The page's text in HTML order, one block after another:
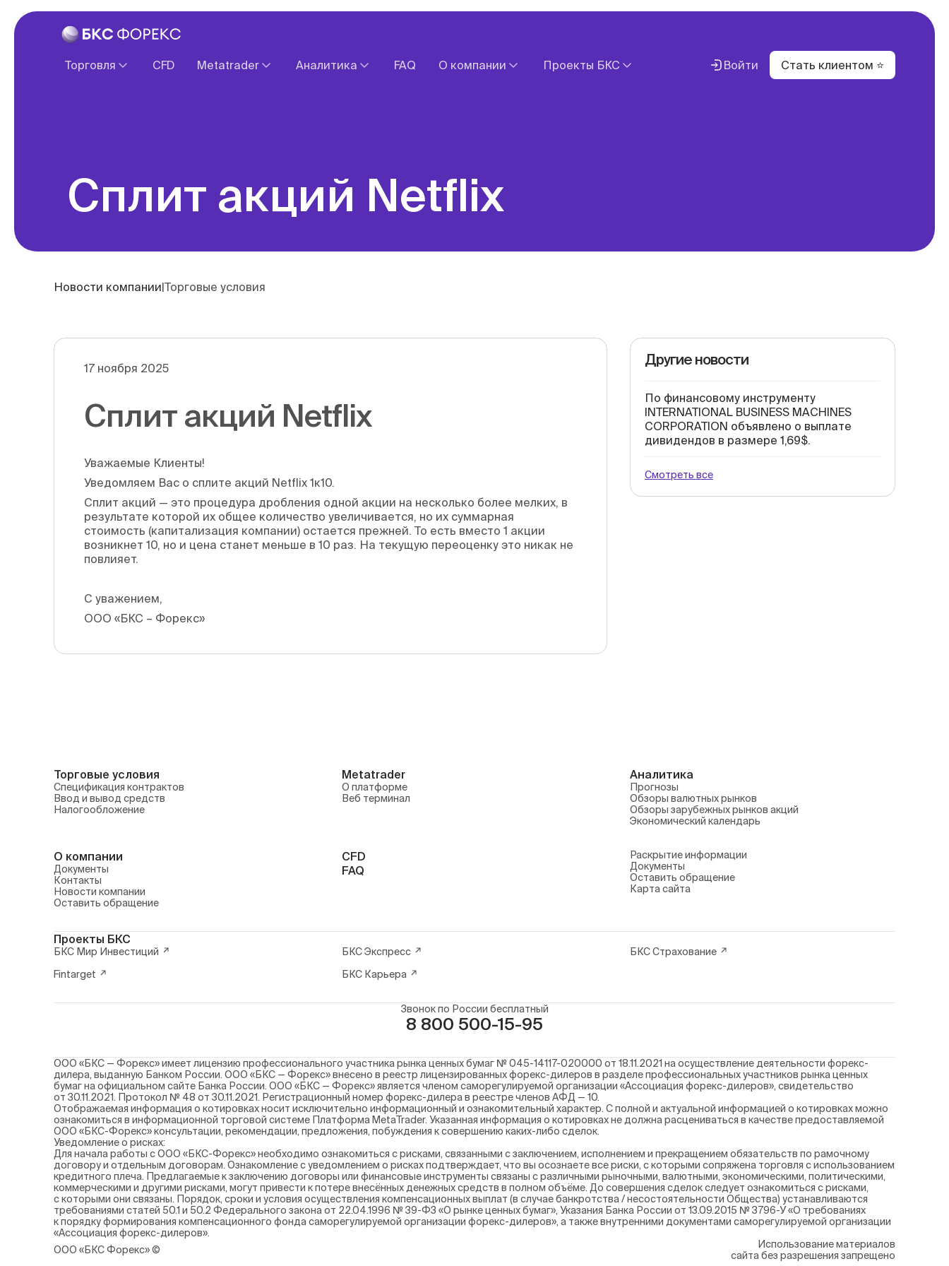
Торговля CFD Metatrader Аналитика
Экономический календарь
FAQ О компании Проекты БКС Войти Стать клиентом ⭐
Сплит акций Netflix
Новости компании|Торговые условия
17 ноября 2025
Сплит акций Netflix
Уважаемые Клиенты!
Уведомляем Вас о сплите акций Netflix 1к10.
Сплит акций — это процедура дробления одной акции на несколько более мелких, в
результате которой их общее количество увеличивается, но их суммарная
стоимость (капитализация компании) остается прежней. То есть вместо 1 акции
возникнет 10, но и цена станет меньше в 10 раз. На текущую переоценку это никак не
повлияет.
С уважением,
ООО «БКС – Форекс»
Другие новости
По финансовому инструменту
INTERNATIONAL BUSINESS MACHINES
CORPORATION объявлено о выплате
дивидендов в размере 1,69$.
Смотреть все
Торговые условия
Спецификация контрактов
Ввод и вывод средств
Налогообложение
Metatrader
О платформе
Веб терминал
Аналитика
Прогнозы
Обзоры валютных рынков
Обзоры зарубежных рынков акций
Экономический календарь
О компании
Документы
Контакты
Новости компании
Оставить обращение
CFD
FAQ
Раскрытие информации
Документы
Оставить обращение
Карта сайта
Проекты БКС
БКС Мир Инвестиций БКС Экспресс
БКС Страхование
Fintarget
БКС Карьера
Звонок по России бесплатный
8 800 500-15-95
ООО «БКС — Форекс» имеет лицензию профессионального участника рынка ценных бумаг № 045-14117-020000 от 18.11.2021 на осуществление деятельности форекс-
дилера, выданную Банком России. ООО «БКС — Форекс» внесено в реестр лицензированных форекс-дилеров в разделе профессиональных участников рынка ценных
бумаг на официальном сайте Банка России. ООО «БКС — Форекс» является членом саморегулируемой организации «Ассоциация форекс-дилеров», свидетельство
от 30.11.2021. Протокол № 48 от 30.11.2021. Регистрационный номер форекс-дилера в реестре членов АФД — 10.
Отображаемая информация о котировках носит исключительно информационный и ознакомительный характер. С полной и актуальной информацией о котировках можно
ознакомиться в информационной торговой системе Платформа MetaTrader. Указанная информация о котировках не должна расцениваться в качестве предоставляемой
ООО «БКС-Форекс» консультации, рекомендации, предложения, побуждения к совершению каких-либо сделок.
Уведомление о рисках:
Для начала работы с ООО «БКС-Форекс» необходимо ознакомиться с рисками, связанными с заключением, исполнением и прекращением обязательств по рамочному
договору и отдельным договорам. Ознакомление с уведомлением о рисках подтверждает, что вы осознаете все риски, с которыми сопряжена торговля с использованием
кредитного плеча. Предлагаемые к заключению договоры или финансовые инструменты связаны с различными рыночными, валютными, экономическими, политическими,
коммерческими и другими рисками, могут привести к потере внесённых денежных средств в полном объёме. До совершения сделок следует ознакомиться с рисками,
с которыми они связаны. Порядок, сроки и условия осуществления компенсационных выплат (в случае банкротства / несостоятельности Общества) устанавливаются
требованиями статей 50.1 и 50.2 Федерального закона от 22.04.1996 № 39-ФЗ «О рынке ценных бумаг», Указания Банка России от 13.09.2015 № 3796-У «О требованиях
к порядку формирования компенсационного фонда саморегулируемой организации форекс-дилеров», а также внутренними документами саморегулируемой организации
«Ассоциация форекс-дилеров».
ООО «БКС Форекс» ©
Использование материалов
сайта без разрешения запрещено